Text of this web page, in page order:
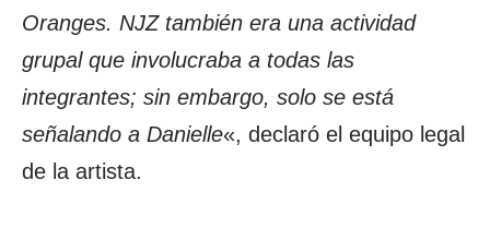
Oranges. NJZ también era una actividad
grupal que involucraba a todas las
integrantes; sin embargo, solo se está
señalando a Danielle«, declaró el equipo legal
de la artista.